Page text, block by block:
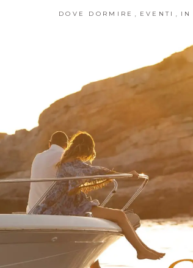
DOVE DORMIRE EVENTI IN